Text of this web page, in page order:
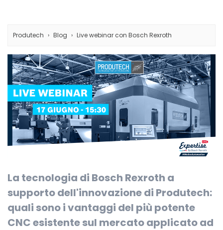
Produtech Blog Live webinar con Bosch Rexroth
La tecnologia di Bosch Rexroth a
supporto dell'innovazione di Produtech:
quali sono i vantaggi del più potente
CNC esistente sul mercato applicato ad